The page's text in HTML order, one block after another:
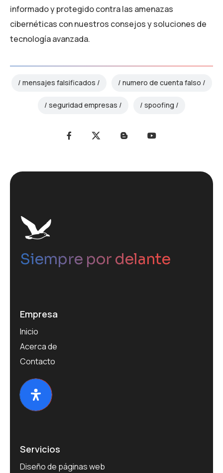
informado y protegido contra las amenazas
cibernéticas con nuestros consejos y soluciones de
tecnología avanzada.
mensajes falsificados numero de cuenta falso
seguridad empresas spoofing
Siempre por delante
Empresa
Inicio
Acerca de
Contacto
Servicios
Diseño de páginas web